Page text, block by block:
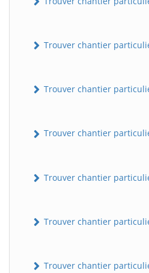
Trouver chantier
Trouver chantier
Trouver chantier
Trouver chantier
Trouver chantier
Trouver chantier